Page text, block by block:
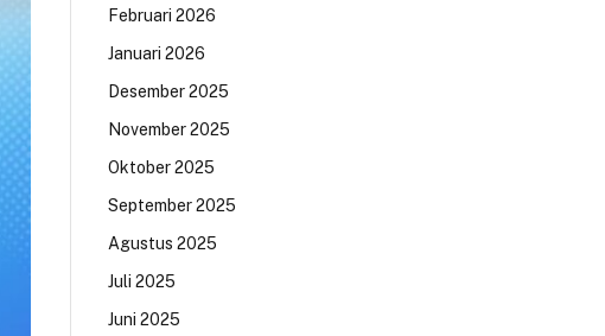
Februari 2026
Januari 2026
Desember 2025
November 2025
Oktober 2025
September 2025
Agustus 2025
Juli 2025
Juni 2025